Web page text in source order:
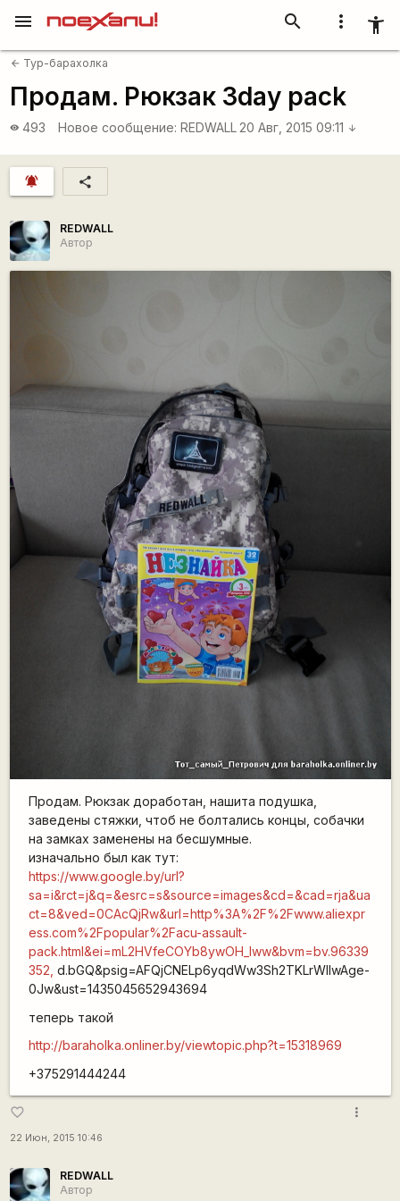
more_vert accessibility_new
search
menu
arrow_back Тур-барахолка
Продам. Рюкзак 3day pack
visibility 493 Новое сообщение: REDWALL 20 Авг, 2015 09:11 arrow_downward
notifications_active share
REDWALL
Автор
Продам. Рюкзак доработан, нашита подушка,
заведены стяжки, чтоб не болтались концы, собачки
на замках заменены на бесшумные.
изначально был как тут:
https://www.google.by/url?
sa=i&rct=j&q=&esrc=s&source=images&cd=&cad=rja&ua
ct=8&ved=0CAcQjRw&url=http%3A%2F%2Fwww.aliexpr
ess.com%2Fpopular%2Facu-assault-
pack.html&ei=mL2HVfeCOYb8ywOH_Iww&bvm=bv.96339
352, d.bGQ&psig=AFQjCNELp6yqdWw3Sh2TKLrWIIwAge-
0Jw&ust=1435045652943694
теперь такой
http://baraholka.onliner.by/viewtopic.php?t=15318969
+375291444244
favorite_border
22 Июн, 2015 10:46
more_vert
REDWALL
Автор